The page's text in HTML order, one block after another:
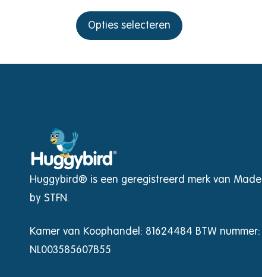
Opties selecteren
Huggybird® is een geregistreerd merk van Made
by STFN.
Kamer van Koophandel: 81624484 BTW nummer:
NL003585607B55